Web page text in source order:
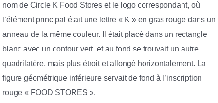
nom de Circle K Food Stores et le logo correspondant, où
l’élément principal était une lettre « K » en gras rouge dans un
anneau de la même couleur. Il était placé dans un rectangle
blanc avec un contour vert, et au fond se trouvait un autre
quadrilatère, mais plus étroit et allongé horizontalement. La
figure géométrique inférieure servait de fond à l’inscription
rouge « FOOD STORES ».